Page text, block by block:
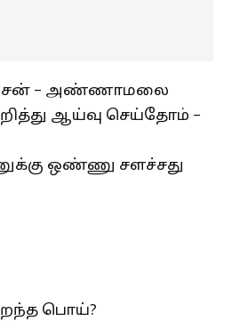
– அண்ணாமலை
ஆய்வு செய்தோம் –
ஒண்ணு சளச்சது
பொய்?